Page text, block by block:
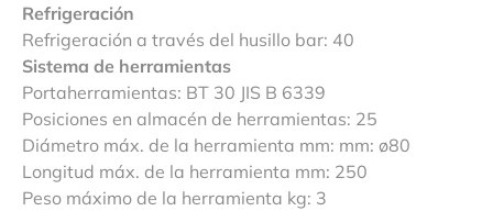
Refrigeración
Refrigeración a través del husillo bar: 40
Sistema de herramientas
Portaherramientas: BT 30 JIS B 6339
Posiciones en almacén de herramientas: 25
Diámetro máx. de la herramienta mm: mm: ø80
Longitud máx. de la herramienta mm: 250
Peso máximo de la herramienta kg: 3